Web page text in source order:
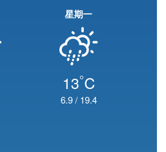
星期一
13°C
6.9/ 19.4